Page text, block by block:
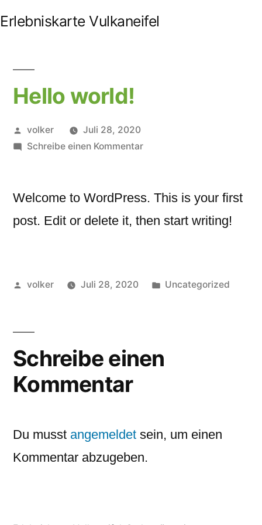
Erlebniskarte Vulkaneifel
Hello world!
Veröffentlicht
von
volker
Juli 28, 2020
Schreibe einen Kommentarzu
Welcome to WordPress. This is your first
post. Edit or delete it, then start writing!
Veröffentlicht
volker Juli 28, 2020
Veröffentlicht
Uncategorized
Schreibe einen
Kommentar
Du musst angemeldet sein, um einen
Kommentar abzugeben.